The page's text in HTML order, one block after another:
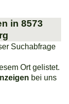
in 8573
Suchabfrage
Ort gelistet.
bei uns